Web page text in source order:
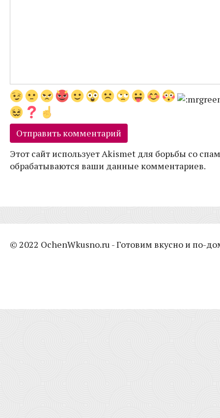
Этот сайт использует Akismet для борьбы со
обрабатываются ваши данные комментариев.
© 2022 OchenWkusno.ru - Готовим вкусно и по-